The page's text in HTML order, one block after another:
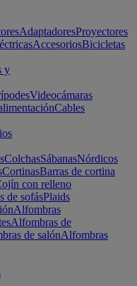
AdaptadoresProyectores
AccesoriosBicicletas
y
Videocámaras
Cables
ColchasSábanasNórdicos
CortinasBarras de cortina
con relleno
de sofásPlaids
Alfombras
Alfombras de
de salónAlfombras